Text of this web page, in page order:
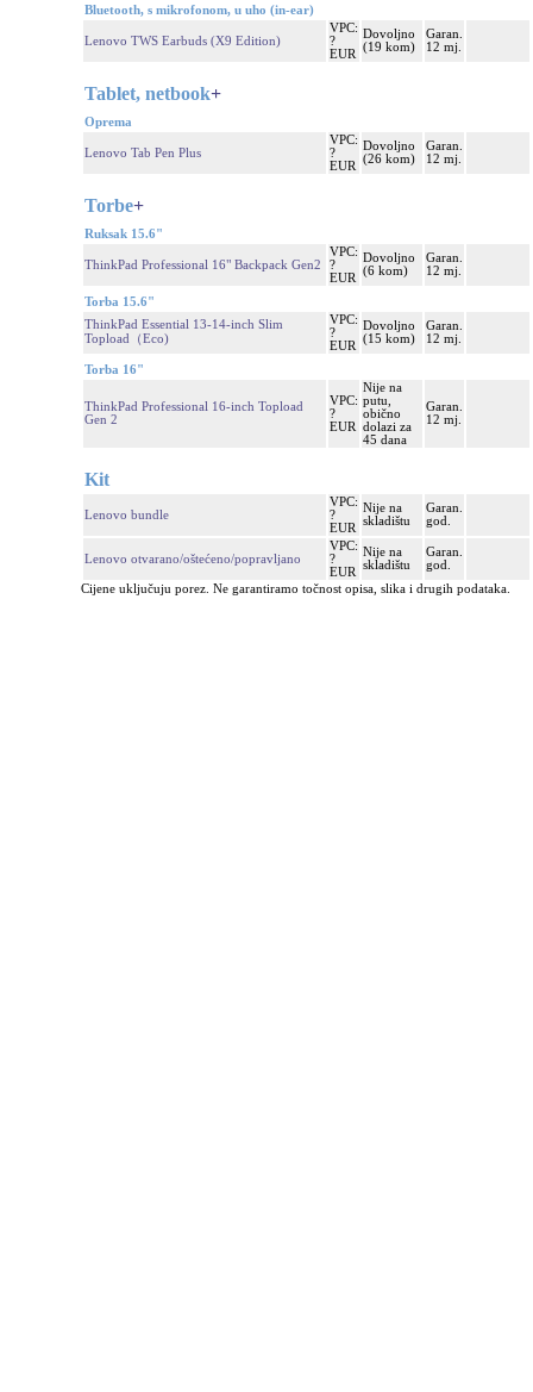
Bluetooth, s mikrofonom, u uho (in-ear)
Lenovo TWS Earbuds (X9 Edition)
VPC:
?
EUR
Dovoljno
(19 kom)
Garan.
12 mj.
Tablet, netbook+
Oprema
Lenovo Tab Pen Plus
VPC:
?
EUR
Dovoljno
(26 kom)
Garan.
12 mj.
Torbe+
Ruksak 15.6"
ThinkPad Professional 16" Backpack Gen2
VPC:
?
EUR
Dovoljno
(6 kom)
Garan.
12 mj.
Torba 15.6"
ThinkPad Essential 13-14-inch Slim
Topload（Eco)
VPC:
?
EUR
Dovoljno
(15 kom)
Garan.
12 mj.
Torba 16"
ThinkPad Professional 16-inch Topload
Gen 2
VPC:
?
EUR
Nije na
putu,
obično
dolazi za
45 dana
Garan.
12 mj.
Kit
Lenovo bundle
VPC:
?
EUR
Nije na
skladištu
Garan.
god.
Lenovo otvarano/oštećeno/popravljano
VPC:
?
EUR
Nije na
skladištu
Garan.
god.
Cijene uključuju porez. Ne garantiramo točnost opisa, slika i drugih podataka.